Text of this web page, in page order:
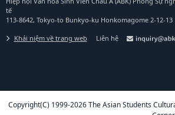
tế
113-8642, Tokyo-to Bunkyo-ku Honkomagome 2-12-13
Khái niệm về trang web Liên hệ
Copyright(C) 1999-2026 The Asian Students